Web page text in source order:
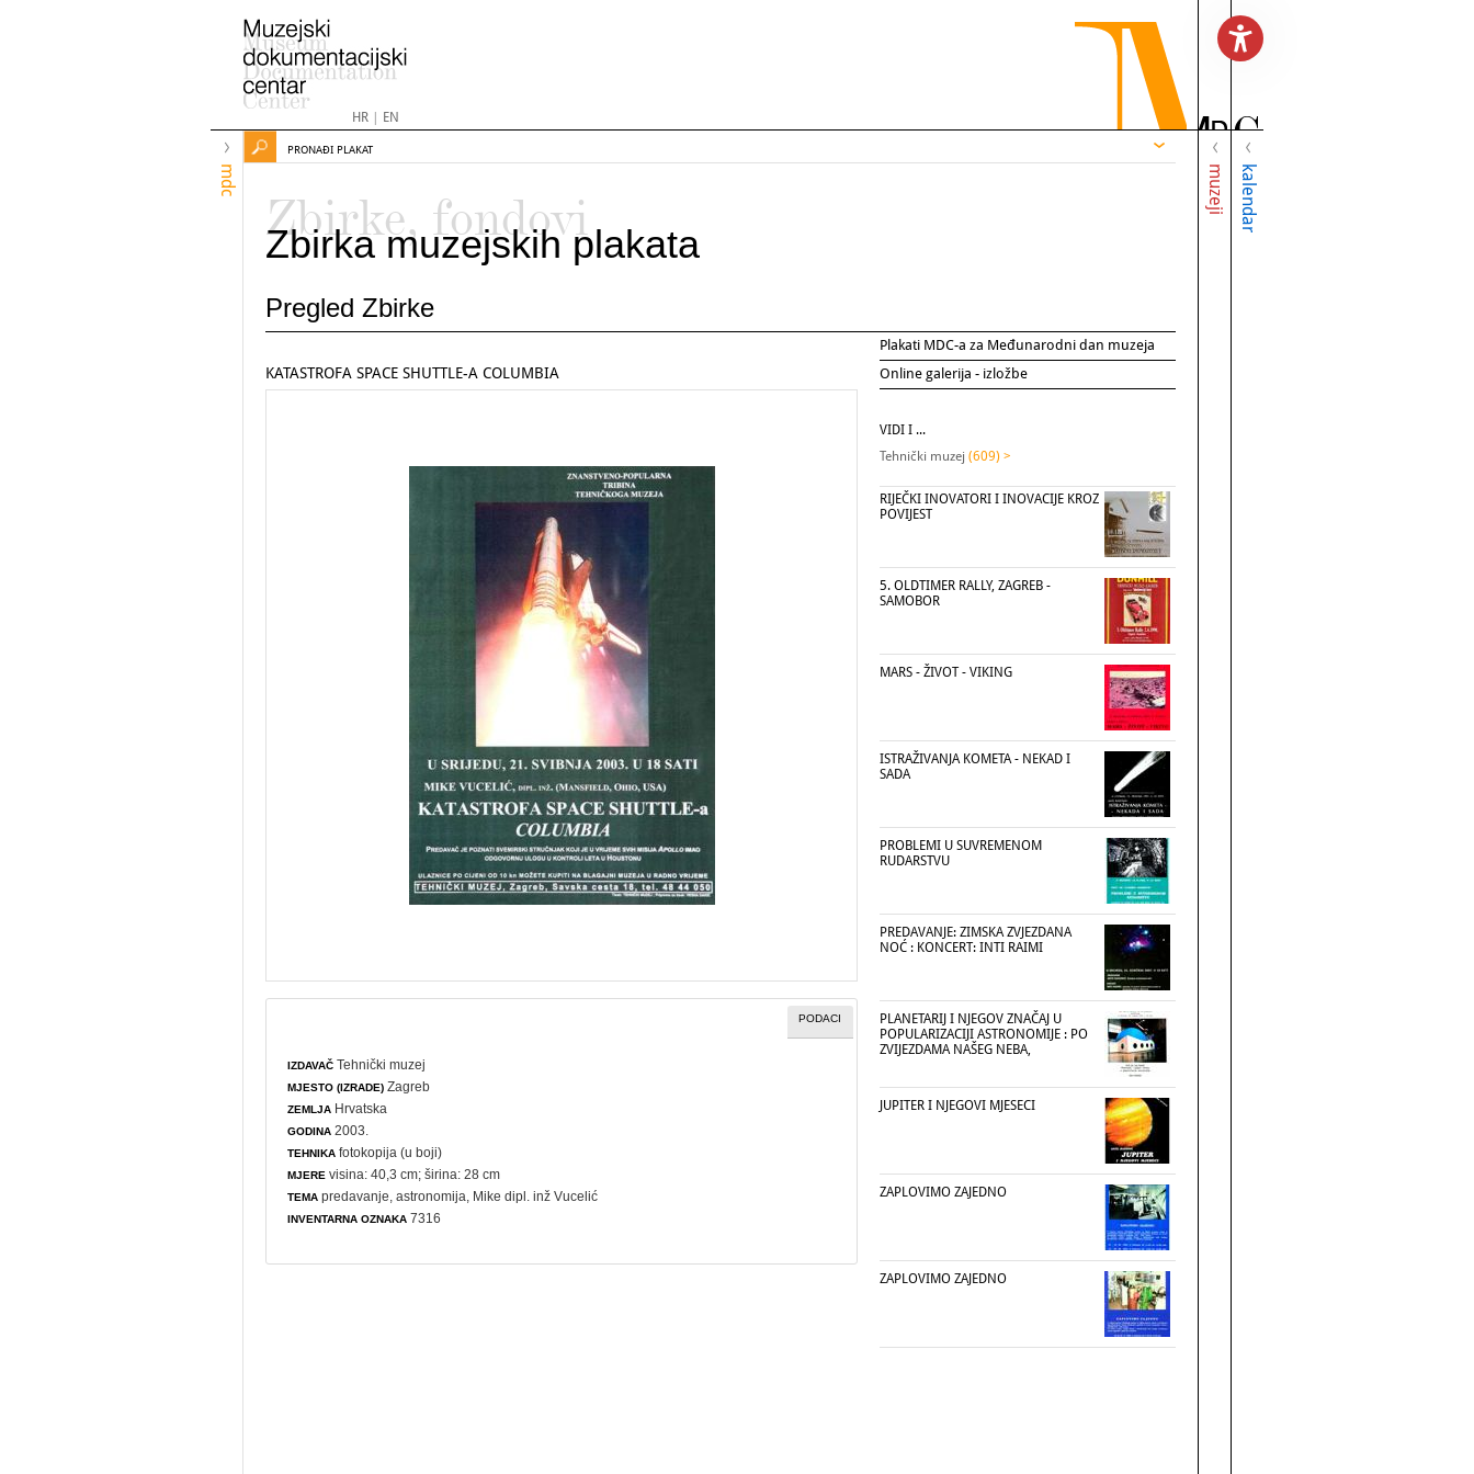
HR| EN
mdc muzeji kalendar
PRONAĐI PLAKAT
Zbirke, fondovi
Zbirka muzejskih plakata
Pregled Zbirke
Plakati MDC-a za Međunarodni dan muzeja
Online galerija - izložbe
KATASTROFA SPACE SHUTTLE-A COLUMBIA
PODACI
IZDAVAČ Tehnički muzej
MJESTO (IZRADE) Zagreb
ZEMLJA Hrvatska
GODINA 2003.
TEHNIKA fotokopija (u boji)
MJERE visina: 40,3 cm; širina: 28 cm
TEMA predavanje ,astronomija , Mike dipl. inž Vucelić
INVENTARNA OZNAKA 7316
VIDI I ...
Tehnički muzej (609) >
RIJEČKI INOVATORI I INOVACIJE KROZ
POVIJEST
5. OLDTIMER RALLY, ZAGREB -
SAMOBOR
MARS - ŽIVOT - VIKING
ISTRAŽIVANJA KOMETA - NEKAD I
SADA
PROBLEMI U SUVREMENOM
RUDARSTVU
PREDAVANJE: ZIMSKA ZVJEZDANA
NOĆ : KONCERT: INTI RAIMI
PLANETARIJ I NJEGOV ZNAČAJ U
POPULARIZACIJI ASTRONOMIJE : PO
ZVIJEZDAMA NAŠEG NEBA,
JUPITER I NJEGOVI MJESECI
ZAPLOVIMO ZAJEDNO
ZAPLOVIMO ZAJEDNO